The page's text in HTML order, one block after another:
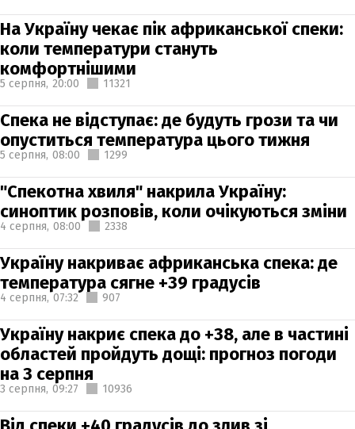
На Україну чекає пік африканської спеки:
коли температури стануть
комфортнішими
5 серпня, 20:00 11321
Спека не відступає: де будуть грози та чи
опуститься температура цього тижня
5 серпня, 08:00 1299
"Спекотна хвиля" накрила Україну:
синоптик розповів, коли очікуються зміни
4 серпня, 08:00 2338
Україну накриває африканська спека: де
температура сягне +39 градусів
4 серпня, 07:32 907
Україну накриє спека до +38, але в частині
областей пройдуть дощі: прогноз погоди
на 3 серпня
3 серпня, 09:27 10936